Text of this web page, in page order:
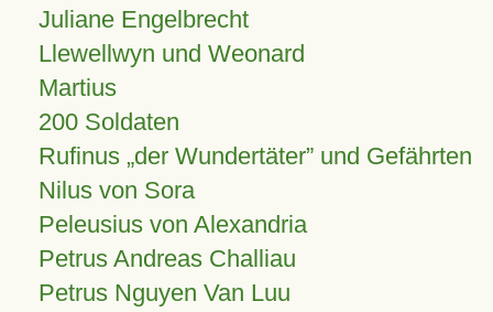
Juliane Engelbrecht
Llewellwyn und Weonard
Martius
200 Soldaten
Rufinus „der Wundertäter” und Gefährten
Nilus von Sora
Peleusius von Alexandria
Petrus Andreas Challiau
Petrus Nguyen Van Luu